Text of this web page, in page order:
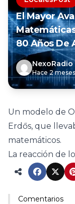
El Mayor
80 Años De
NexoRadio
Hace 2 meses
Un modelo de
Erdős, que
matemáticos.
La reacción de
Comentarios